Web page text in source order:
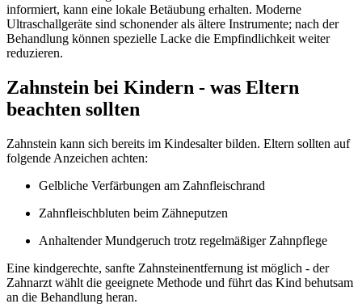
informiert, kann eine lokale Betäubung erhalten. Moderne
Ultraschallgeräte sind schonender als ältere Instrumente; nach der
Behandlung können spezielle Lacke die Empfindlichkeit weiter
reduzieren.
Zahnstein bei Kindern - was Eltern
beachten sollten
Zahnstein kann sich bereits im Kindesalter bilden. Eltern sollten auf
folgende Anzeichen achten:
Gelbliche Verfärbungen am Zahnfleischrand
Zahnfleischbluten beim Zähneputzen
Anhaltender Mundgeruch trotz regelmäßiger Zahnpflege
Eine kindgerechte, sanfte Zahnsteinentfernung ist möglich - der
Zahnarzt wählt die geeignete Methode und führt das Kind behutsam
an die Behandlung heran.